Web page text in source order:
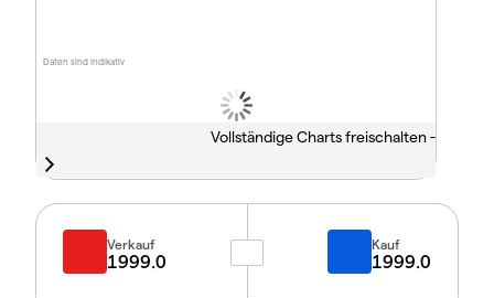
Daten sind indikativ
Vollständige Charts freischalten -
Verkauf
1999.0
Kauf
1999.0